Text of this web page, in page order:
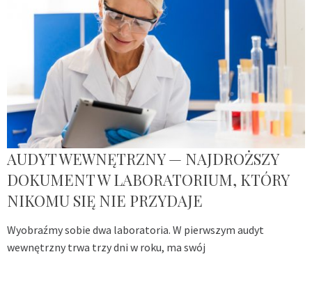
AUDYT WEWNĘTRZNY — NAJDROŻSZY
DOKUMENT W LABORATORIUM, KTÓRY
NIKOMU SIĘ NIE PRZYDAJE
Wyobraźmy sobie dwa laboratoria. W pierwszym audyt
wewnętrzny trwa trzy dni w roku, ma swój